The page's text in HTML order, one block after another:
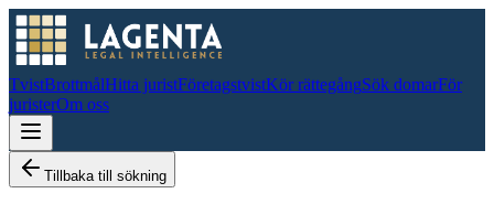
TvistBrottmålHitta juristFöretagstvistKör rättegångSök domarFör
juristerOm oss
Tillbaka till sökning